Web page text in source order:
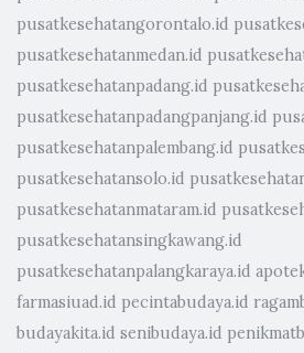
pusatkesehatangorontalo.id
pusatkesehatanmedan.id
pusatkesehatanpadang.id
pusatkesehatanpadangpanjang.id
pusatkesehatanpalembang.id
pusatkesehatansolo.id
pusatkesehatanmataram.id
pusatkesehatansingkawang.id
pusatkesehatanpalangkaraya.id
farmasiuad.id pecintabudaya.id
budayakita.id senibudaya.id